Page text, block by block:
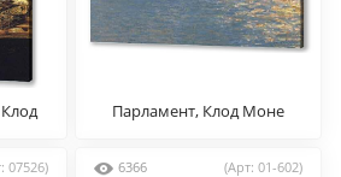
Парламент, Клод Моне
07526) 6366 (Арт: 01-602)